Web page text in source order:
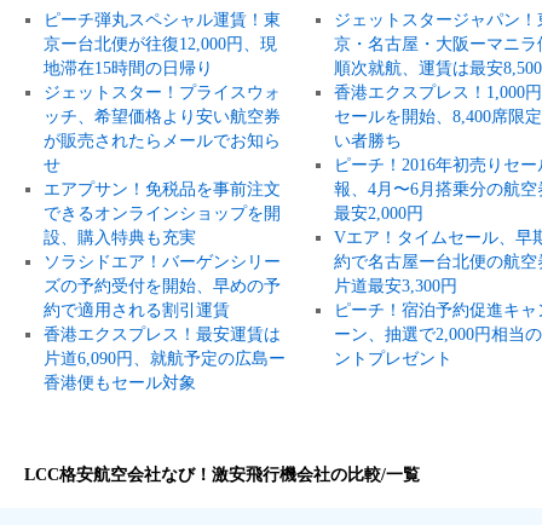
ピーチ弾丸スペシャル運賃！東
京ー台北便が往復12,000円、現
地滞在15時間の日帰り
ジェットスター！プライスウォ
ッチ、希望価格より安い航空券
が販売されたらメールでお知ら
せ
エアプサン！免税品を事前注文
できるオンラインショップを開
設、購入特典も充実
ソラシドエア！バーゲンシリー
ズの予約受付を開始、早めの予
約で適用される割引運賃
香港エクスプレス！最安運賃は
片道6,090円、就航予定の広島ー
香港便もセール対象
ジェットスタージャパン！
京・名古屋・大阪ーマニラ
順次就航、運賃は最安
香港エクスプレス！1,000
セールを開始、8,400席限
い者勝ち
ピーチ！2016年初売りセー
報、4月〜6月搭乗分の航空
最安2,000円
Vエア！タイムセール、早
約で名古屋ー台北便の航空
片道最安3,300円
ピーチ！宿泊予約促進キャ
ーン、抽選で2,000円相当
ントプレゼント
LCC格安航空会社なび！激安飛行機会社の比較/一覧